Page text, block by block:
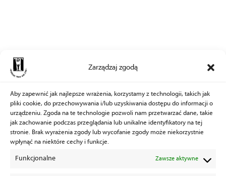
Zarządzaj zgodą
Aby zapewnić jak najlepsze wrażenia, korzystamy z technologii, takich jak
pliki cookie, do przechowywania i/lub uzyskiwania dostępu do informacji o
urządzeniu. Zgoda na te technologie pozwoli nam przetwarzać dane, takie
jak zachowanie podczas przeglądania lub unikalne identyfikatory na tej
stronie. Brak wyrażenia zgody lub wycofanie zgody może niekorzystnie
wpłynąć na niektóre cechy i funkcje.
Funkcjonalne Zawsze aktywne